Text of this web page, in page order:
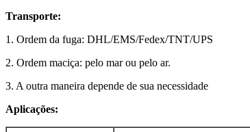
Transporte:
1. Ordem da fuga: DHL/EMS/Fedex/TNT/UPS
2. Ordem maciça: pelo mar ou pelo ar.
3. A outra maneira depende de sua necessidade
Aplicações: